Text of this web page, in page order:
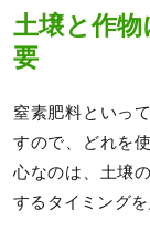
土壌と作
要
窒素肥料といっ
すので、どれを
心なのは、土壌
するタイミングを